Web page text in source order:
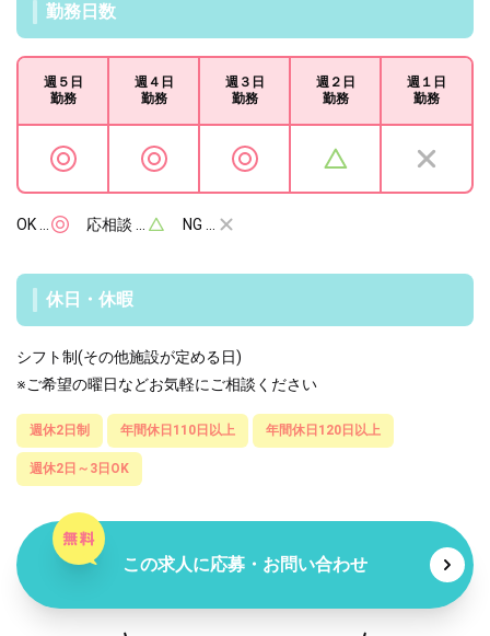
勤務日数
週５日
勤務
週４日
勤務
週３日
勤務
週２日
勤務
週１日
勤務
OK … 応相談 … NG …
休日・休暇
シフト制(その他施設が定める日)
※ご希望の曜日などお気軽にご相談ください
週休2日制 年間休日110日以上 年間休日120日以上
週休2日～3日OK
この求人に応募・お問い合わせ